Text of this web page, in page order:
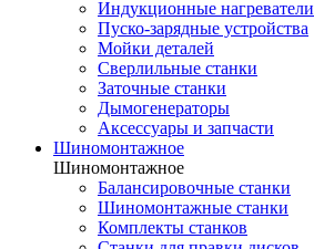
Индукционные нагреватели
Пуско-зарядные устройства
Мойки деталей
Сверлильные станки
Заточные станки
Дымогенераторы
Аксессуары и запчасти
Шиномонтажное
Шиномонтажное
Балансировочные станки
Шиномонтажные станки
Комплекты станков